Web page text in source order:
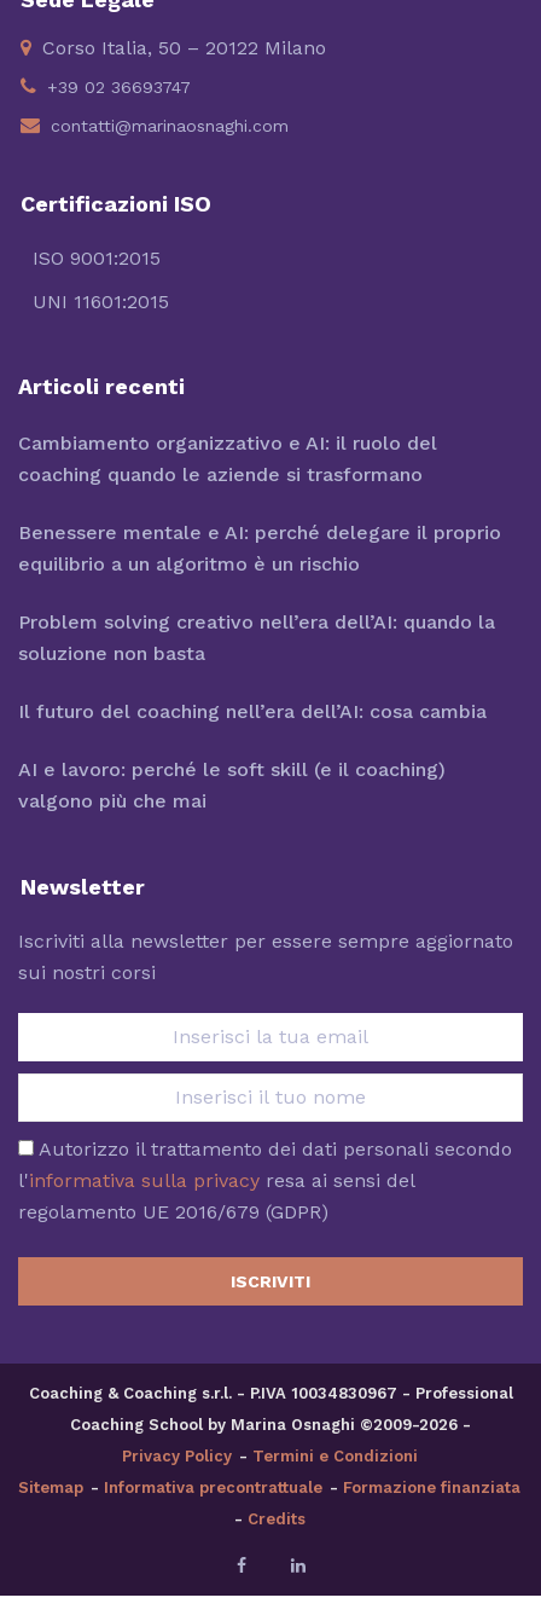
Corso Italia, 50 – 20122 Milano
+39 02 36693747
contatti@marinaosnaghi.com
Certificazioni ISO
ISO 9001:2015
UNI 11601:2015
Articoli recenti
Cambiamento organizzativo e AI: il ruolo del
coaching quando le aziende si trasformano
Benessere mentale e AI: perché delegare il proprio
equilibrio a un algoritmo è un rischio
Problem solving creativo nell’era dell’AI: quando la
soluzione non basta
Il futuro del coaching nell’era dell’AI: cosa cambia
AI e lavoro: perché le soft skill (e il coaching)
valgono più che mai
Newsletter
Iscriviti alla newsletter per essere sempre aggiornato
sui nostri corsi
Autorizzo il trattamento dei dati personali secondo
l'informativa sulla privacy resa ai sensi del
regolamento UE 2016/679 (GDPR)
ISCRIVITI
Coaching & Coaching s.r.l. - P.IVA 10034830967 - Professional
Coaching School by Marina Osnaghi ©2009-2026 -
Privacy Policy - Termini e Condizioni
Sitemap - Informativa precontrattuale - Formazione finanziata
- Credits